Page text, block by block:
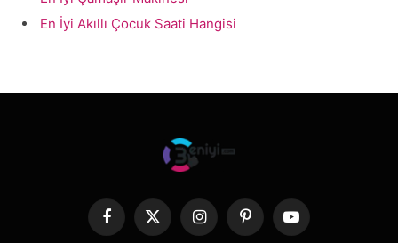
En İyi Akıllı Çocuk Saati Hangisi
Facebook
X
InstagramPinterestYouTube